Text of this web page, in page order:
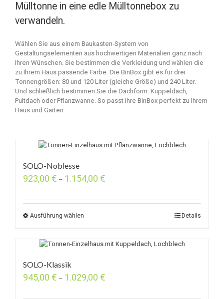
Mülltonne in eine edle Mülltonnebox zu
verwandeln.
Wählen Sie aus einem Baukasten-System von
Gestaltungselementen aus hochwertigen Materialien ganz nach
Ihren Wünschen. Sie bestimmen die Verkleidung und wählen die
zu Ihrem Haus passende Farbe. Die BinBox gibt es für drei
Tonnengrößen: 80 und 120 Liter (gleiche Größe) und 240 Liter.
Und schließlich bestimmen Sie die Dachform: Kuppeldach,
Pultdach oder Pflanzwanne. So passt Ihre BinBox perfekt zu Ihrem
Haus und Garten.
SOLO-Noblesse
923,00 € – 1.154,00 €
Ausführung wählen Details
SOLO-Klassik
945,00 € – 1.029,00 €